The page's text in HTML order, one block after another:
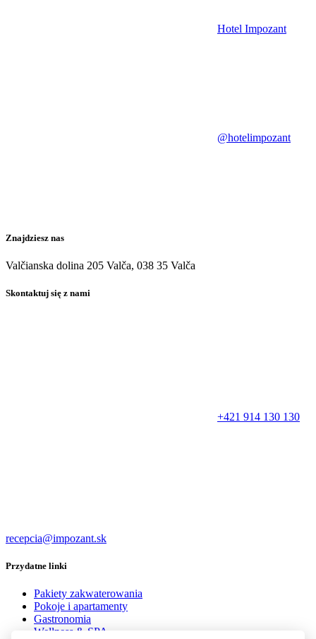
Hotel Impozant
@hotelimpozant
Znajdziesz nas
Valčianska dolina 205 Valča, 038 35 Valča
Skontaktuj się z nami
+421 914 130 130
recepcia@impozant.sk
Przydatne linki
Pakiety zakwaterowania
Pokoje i apartamenty
Gastronomia
Wellness & SPA